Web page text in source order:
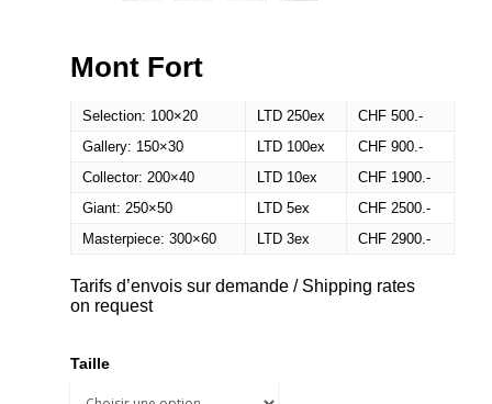
Mont Fort
Selection: 100×20 LTD 250ex
CHF 500.-
Gallery: 150×30
LTD 100ex
CHF 900.-
Collector: 200×40
LTD 10ex
CHF 1900.-
Giant: 250×50
LTD 5ex
CHF 2500.-
Masterpiece: 300×60
LTD 3ex CHF 2900.-
Tarifs d’envois sur demande / Shipping rates
on request
Taille